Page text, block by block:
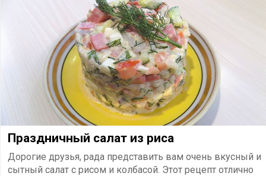
Праздничный салат из риса
Дорогие друзья, рада представить вам очень вкусный и
сытный салат с рисом и колбасой. Этот рецепт отлично